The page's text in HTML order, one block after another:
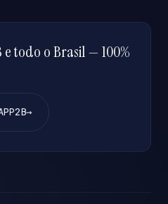
todo o Brasil — 100%
→